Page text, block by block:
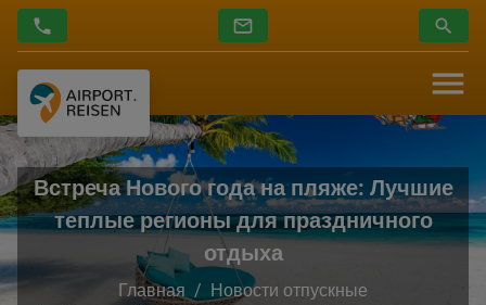
Встреча Нового года на пляже: Лучшие
теплые регионы для праздничного
отдыха
Главная
Новости отпускные